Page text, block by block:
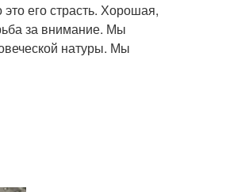
его страсть. Хорошая,
за внимание. Мы
натуры. Мы